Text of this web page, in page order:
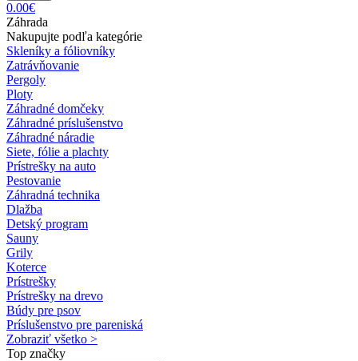
0.00€
Záhrada
Nakupujte podľa kategórie
Skleníky a fóliovníky
Zatrávňovanie
Pergoly
Ploty
Záhradné domčeky
Záhradné príslušenstvo
Záhradné náradie
Siete, fólie a plachty
Prístrešky na auto
Pestovanie
Záhradná technika
Dlažba
Detský program
Sauny
Grily
Koterce
Prístrešky
Prístrešky na drevo
Búdy pre psov
Príslušenstvo pre pareniská
Zobraziť všetko >
Top značky